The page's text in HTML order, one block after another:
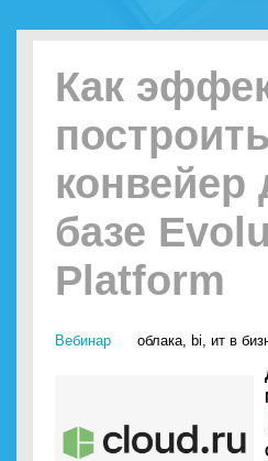
Как
конвейер
базе
Platform
Вебинар облака, bi, ит в